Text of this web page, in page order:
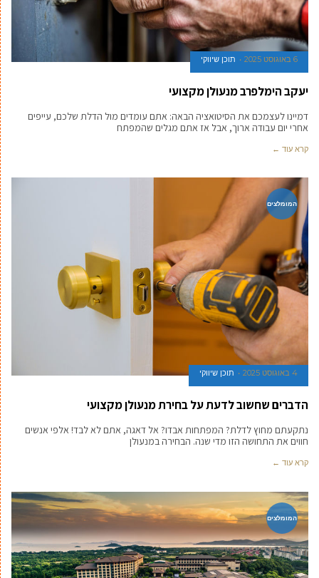
6 באוגוסט 2025 תוכן שיווקי
יעקב הימלפרב מנעולן מקצועי
דמיינו לעצמכם את הסיטואציה הבאה: אתם עומדים מול הדלת שלכם, עייפים
אחרי יום עבודה ארוך, אבל אז אתם מגלים שהמפתח
קרא עוד ←
המומלצים
4 באוגוסט 2025 תוכן שיווקי
הדברים שחשוב לדעת על בחירת מנעולן מקצועי
נתקעתם מחוץ לדלת? המפתחות אבדו? אל דאגה, אתם לא לבד! אלפי אנשים
חווים את התחושה הזו מדי שנה. הבחירה במנעולן
קרא עוד ←
המומלצים